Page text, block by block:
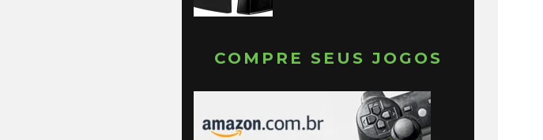
COMPRE SEUS JOGOS